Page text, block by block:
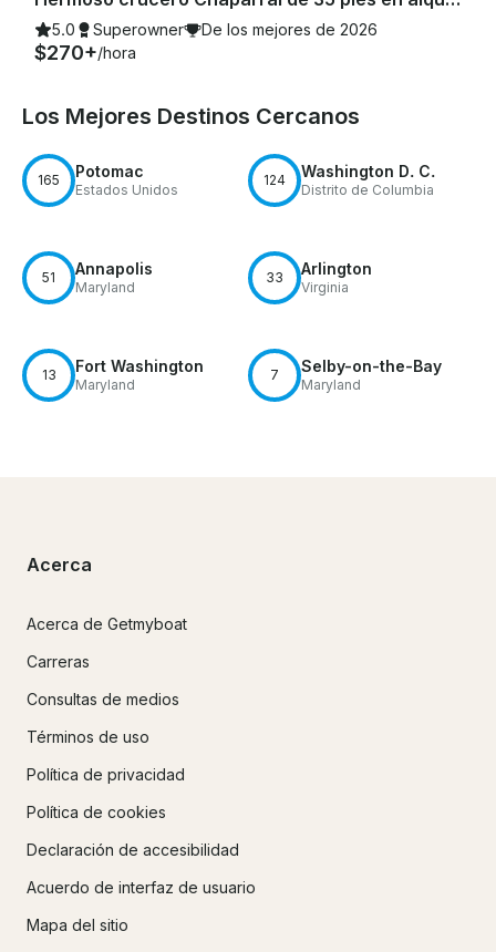
5.0 Superowner De los mejores de 2026
$270+/hora
Los Mejores Destinos Cercanos
165 Potomac
Estados Unidos
124 Washington D. C.
Distrito de Columbia
51 Annapolis
Maryland
33 Arlington
Virginia
13 Fort Washington
Maryland
7 Selby-on-the-Bay
Maryland
Acerca
Acerca de Getmyboat
Carreras
Consultas de medios
Términos de uso
Política de privacidad
Política de cookies
Declaración de accesibilidad
Acuerdo de interfaz de usuario
Mapa del sitio